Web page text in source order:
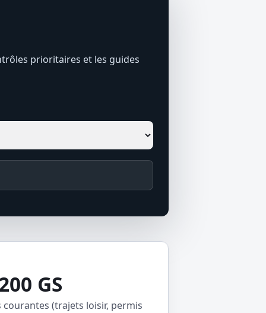
prioritaires et les guides
GS
courantes (trajets loisir, permis